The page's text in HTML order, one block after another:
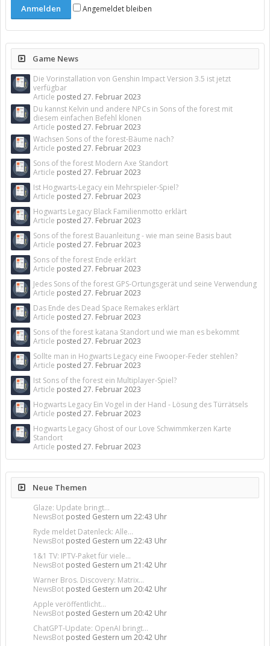
Angemeldet bleiben
Game News
Die Vorinstallation von Genshin Impact Version 3.5 ist jetzt
verfügbar
Article posted 27. Februar 2023
Du kannst Kelvin und andere NPCs in Sons of the forest mit
diesem einfachen Befehl klonen
Article posted 27. Februar 2023
Wachsen Sons of the forest-Bäume nach?
Article posted 27. Februar 2023
Sons of the forest Modern Axe Standort
Article posted 27. Februar 2023
Ist Hogwarts-Legacy ein Mehrspieler-Spiel?
Article posted 27. Februar 2023
Hogwarts Legacy Black Familienmotto erklärt
Article posted 27. Februar 2023
Sons of the forest Bauanleitung - wie man seine Basis baut
Article posted 27. Februar 2023
Sons of the forest Ende erklärt
Article posted 27. Februar 2023
Jedes Sons of the forest GPS-Ortungsgerät und seine Verwendung
Article posted 27. Februar 2023
Das Ende des Dead Space Remakes erklärt
Article posted 27. Februar 2023
Sons of the forest katana Standort und wie man es bekommt
Article posted 27. Februar 2023
Sollte man in Hogwarts Legacy eine Fwooper-Feder stehlen?
Article posted 27. Februar 2023
Ist Sons of the forest ein Multiplayer-Spiel?
Article posted 27. Februar 2023
Hogwarts Legacy Ein Vogel in der Hand - Lösung des Türrätsels
Article posted 27. Februar 2023
Hogwarts Legacy Ghost of our Love Schwimmkerzen Karte
Standort
Article posted 27. Februar 2023
Neue Themen
Glaze: Update bringt...
NewsBot posted Gestern um 22:43 Uhr
Ryde meldet Datenleck: Alle...
NewsBot posted Gestern um 22:43 Uhr
1&1 TV: IPTV-Paket für viele...
NewsBot posted Gestern um 21:42 Uhr
Warner Bros. Discovery: Matrix...
NewsBot posted Gestern um 20:42 Uhr
Apple veröffentlicht...
NewsBot posted Gestern um 20:42 Uhr
ChatGPT-Update: OpenAI bringt...
NewsBot posted Gestern um 20:42 Uhr